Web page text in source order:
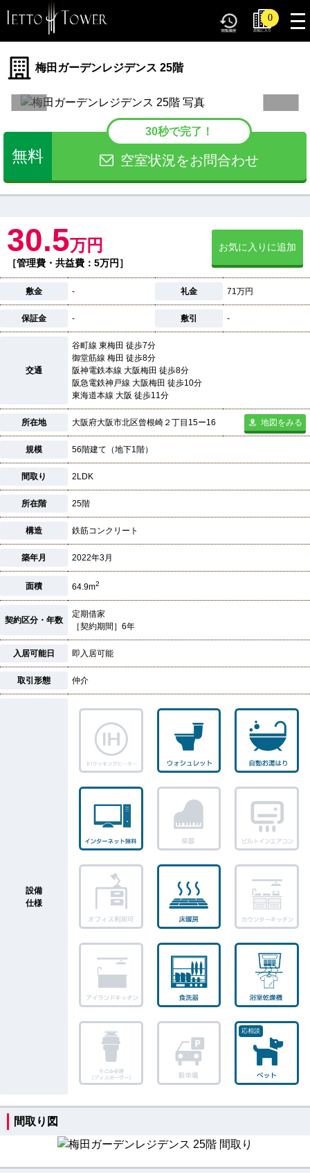
0
梅田ガーデンレジデンス 25階
無料
30秒で完了！
空室状況をお問合わせ
30.5万円
［管理費・共益費：5万円］
お気に入りに追加
敷金 - 礼金 71万円
保証金 - 敷引 -
交通
谷町線 東梅田 徒歩7分
御堂筋線 梅田 徒歩8分
阪神電鉄本線 大阪梅田 徒歩8分
阪急電鉄神戸線 大阪梅田 徒歩10分
東海道本線 大阪 徒歩11分
所在地 大阪府大阪市北区曾根崎２丁目15ー16 地図をみる
規模 56階建て（地下1階）
間取り 2LDK
所在階 25階
構造 鉄筋コンクリート
築年月 2022年3月
面積 64.9m2
契約区分・年数
定期借家
［契約期間］6年
入居可能日 即入居可能
取引形態 仲介
設備
仕様
間取り図